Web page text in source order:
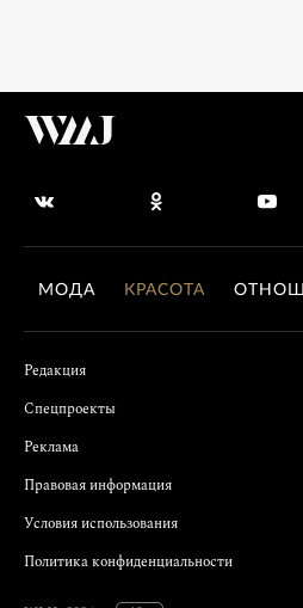
МОДА КРАСОТА
Редакция
Спецпроекты
Реклама
Правовая информация
Условия использования
Политика конфиденциальности